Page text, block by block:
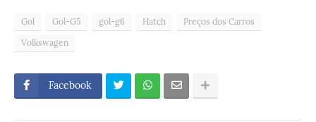
Gol Gol-G5 gol-g6 Hatch
Preços dos Carros
Volkswagen
Facebook